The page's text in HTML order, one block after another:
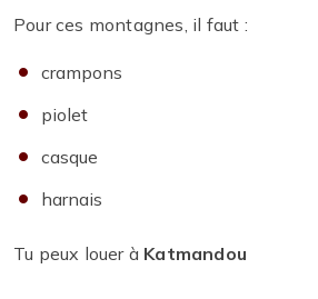
Pour ces montagnes, il faut :
crampons
piolet
casque
harnais
Tu peux louer à Katmandou